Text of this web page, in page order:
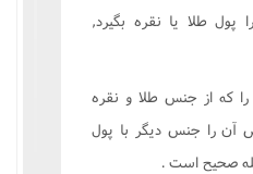
طلا يا نقره بگيرد,
که از جنس طلا و نقره
آن را جنس ديگر با پول
صحيح است .